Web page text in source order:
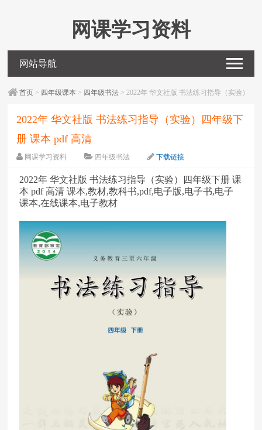
网课学习资料
网站导航
首页 > 四年级课本 > 四年级书法 > 2022年 华文社版 书法练习指导（实验）
2022年 华文社版 书法练习指导（实验）四年级下
册 课本 pdf 高清
网课学习资料 四年级书法
下载链接
2022年 华文社版 书法练习指导（实验）四年级下册 课
本 pdf 高清 课本,教材,教科书,pdf,电子版,电子书,电子
课本,在线课本,电子教材